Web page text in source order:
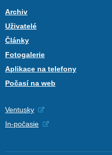
Archiv
Uživatelé
Články
Fotogalerie
Aplikace na telefony
Počasí na web
Ventusky
In-počasie